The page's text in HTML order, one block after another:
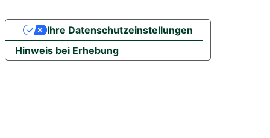
Hinweis bei Erhebung
Ihre Datenschutzeinstellungen